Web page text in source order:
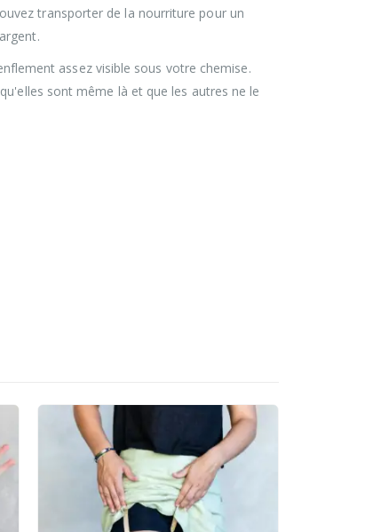
transporter de la nourriture pour un
assez visible sous votre chemise.
sont même là et que les autres ne le